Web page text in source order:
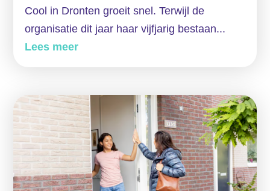
Cool in Dronten groeit snel. Terwijl de
organisatie dit jaar haar vijfjarig bestaan...
Lees meer